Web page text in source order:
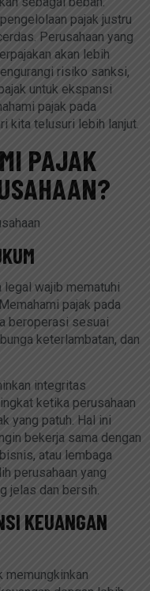
pajak justru
Perusahaan yang
akan lebih
risiko sanksi,
untuk ekspansi
pajak pada
kita telusuri lebih lanjut.
PAJAK
legal wajib mematuhi
pajak pada
beroperasi sesuai
keterlambatan, dan
integritas
ketika perusahaan
yang patuh. Hal ini
bekerja sama dengan
atau lembaga
perusahaan yang
jelas dan bersih.
KEUANGAN
memungkinkan